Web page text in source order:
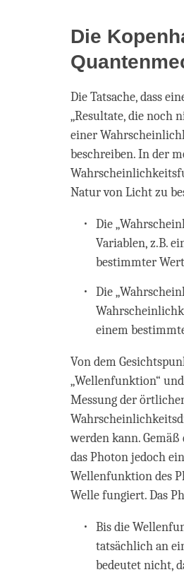
Die
Die Tatsache, dass
„Resultate, die noch
einer
beschreiben. In der
Natur von Licht zu
Die
Variablen, z.B.
bestimmter
Die
einem
Von dem
„Wellenfunktion“
Messung der
werden kann.
das Photon jedoch
Wellenfunktion des
Welle fungiert. Das
Bis die
tatsächlich an
bedeutet nicht,